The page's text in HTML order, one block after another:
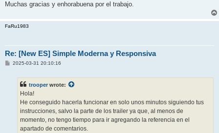
Muchas gracias y enhorabuena por el trabajo.
FaRu1983
Re: [New ES] Simple Moderna y Responsiva
P2025-03-31 20:10:16
trooper wrote:
Hola!
He conseguido hacerla funcionar en solo unos minutos siguiendo tus
instrucciones, salvo la parte de los trailer ya que, al menos de
momento, no tengo tiempo para ir agregando la referencia en el
apartado de comentarios.